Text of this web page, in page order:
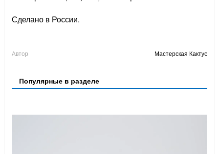
Сделано в России.
Автор Мастерская Кактус
Популярные в разделе